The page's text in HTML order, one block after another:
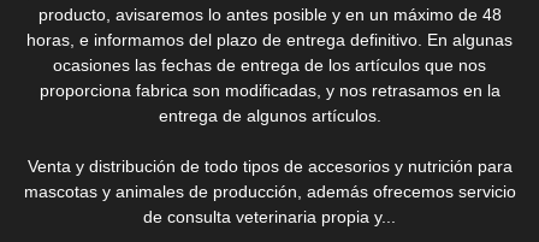
producto, avisaremos lo antes posible y en un máximo de 48
horas, e informamos del plazo de entrega definitivo. En algunas
ocasiones las fechas de entrega de los artículos que nos
proporciona fabrica son modificadas, y nos retrasamos en la
entrega de algunos artículos.
Venta y distribución de todo tipos de accesorios y nutrición para
mascotas y animales de producción, además ofrecemos servicio
de consulta veterinaria propia y...